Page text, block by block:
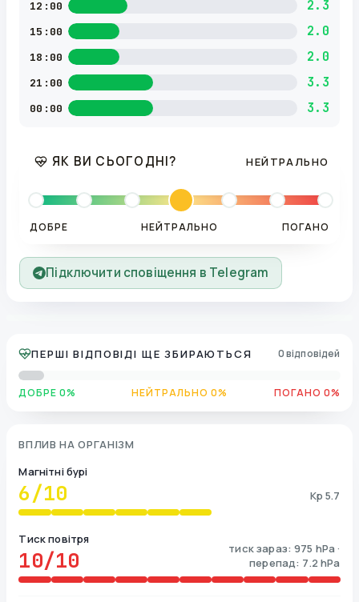
12:00 2.3
15:00 2.0
18:00 2.0
21:00 3.3
00:00 3.3
ЯК ВИ СЬОГОДНІ? НЕЙТРАЛЬНО
ДОБРЕ НЕЙТРАЛЬНО ПОГАНО
Підключити сповіщення в Telegram
ПЕРШІ ВІДПОВІДІ ЩЕ ЗБИРАЮТЬСЯ 0 відповідей
ДОБРЕ 0% НЕЙТРАЛЬНО 0% ПОГАНО 0%
ВПЛИВ НА ОРГАНІЗМ
Магнітні бурі
6/10 Kp 5.7
Тиск повітря
10/10
тиск зараз: 975 hPa ·
перепад: 7.2 hPa